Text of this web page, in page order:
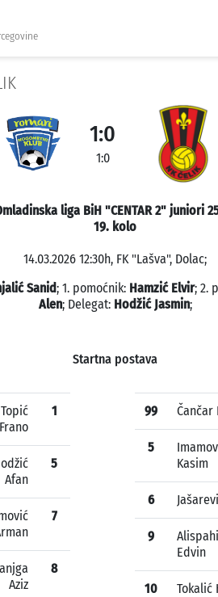
1:0
1:0
liga BiH "CENTAR 2" juniori
19. kolo
14.03.2026 12:30h, FK "Lašva", Dolac;
Sanid; 1. pomoćnik: Hamzić Elvir; 2.
Alen; Delegat: Hodžić Jasmin;
Startna postava
Topić
Frano
1
Afan
5
7
Aziz
8
99 Čančar
5
Kasim
6
9
Edvin
10 Tokalić